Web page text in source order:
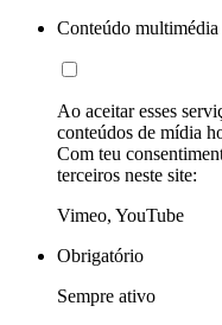
Conteúdo multimédia
Ao aceitar esses
conteúdos de mídia
Com teu
terceiros neste site:
Vimeo, YouTube
Obrigatório
Sempre ativo